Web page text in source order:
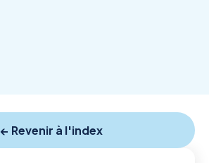
← Revenir à l'index